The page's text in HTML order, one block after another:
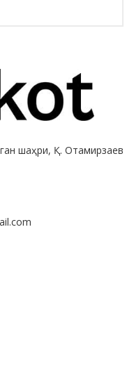
шаҳри, Қ. Отамирзаев